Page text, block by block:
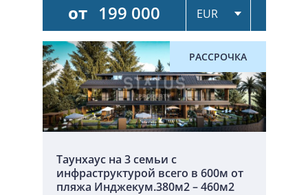
от 199 000
РАССРОЧКА
Таунхаус на 3 семьи с
инфраструктурой всего в 600м от
пляжа Инджекум.380м2 – 460м2